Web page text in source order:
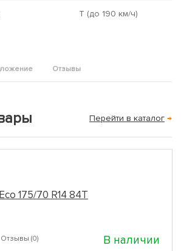
T (до 190 км/ч)
Отзывы
Перейти в каталог →
175/70 R14 84T
Отзывы (0) В наличии